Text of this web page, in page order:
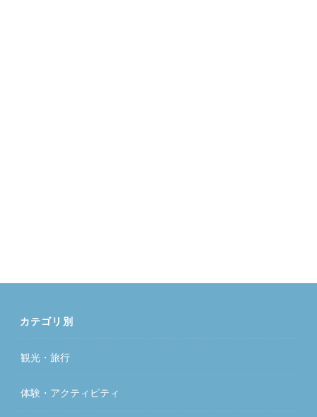
カテゴリ別
観光・旅行
体験・アクティビティ